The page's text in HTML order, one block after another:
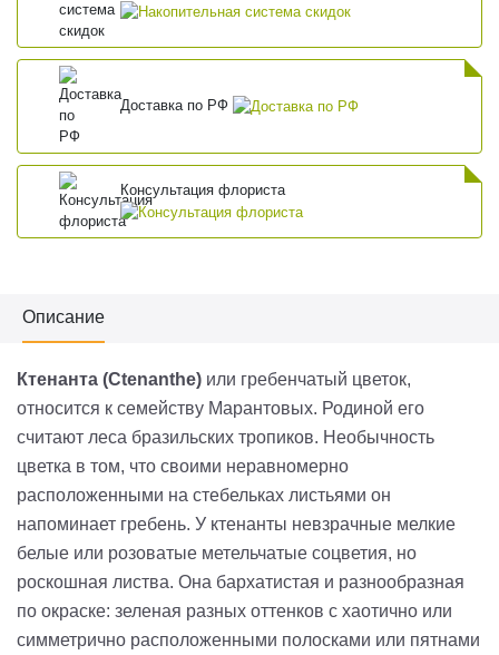
Доставка по РФ
Консультация флориста
Описание
Ктенанта (Ctenanthe) или гребенчатый цветок,
относится к семейству Марантовых. Родиной его
считают леса бразильских тропиков. Необычность
цветка в том, что своими неравномерно
расположенными на стебельках листьями он
напоминает гребень. У ктенанты невзрачные мелкие
белые или розоватые метельчатые соцветия, но
роскошная листва. Она бархатистая и разнообразная
по окраске: зеленая разных оттенков с хаотично или
симметрично расположенными полосками или пятнами